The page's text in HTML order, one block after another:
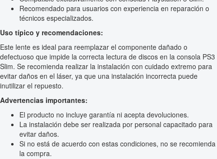
Recomendado para usuarios con experiencia en reparación o
técnicos especializados.
Uso típico y recomendaciones:
Este lente es ideal para reemplazar el componente dañado o
defectuoso que impide la correcta lectura de discos en la consola PS3
Slim. Se recomienda realizar la instalación con cuidado extremo para
evitar daños en el láser, ya que una instalación incorrecta puede
inutilizar el repuesto.
Advertencias importantes:
El producto no incluye garantía ni acepta devoluciones.
La instalación debe ser realizada por personal capacitado para
evitar daños.
Si no está de acuerdo con estas condiciones, no se recomienda
la compra.